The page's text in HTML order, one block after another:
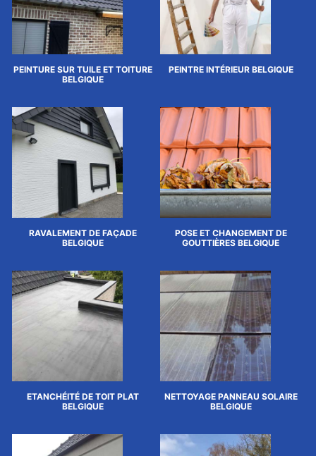
PEINTURE SUR TUILE ET TOITURE
BELGIQUE
PEINTRE INTÉRIEUR BELGIQUE
RAVALEMENT DE FAÇADE
BELGIQUE
POSE ET CHANGEMENT DE
GOUTTIÈRES BELGIQUE
ETANCHÉITÉ DE TOIT PLAT
BELGIQUE
NETTOYAGE PANNEAU SOLAIRE
BELGIQUE